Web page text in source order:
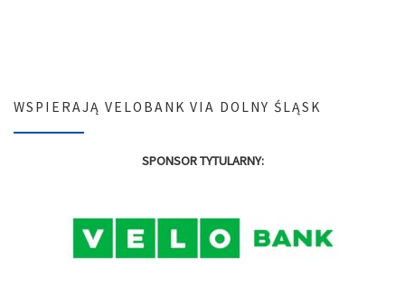
WSPIERAJĄ VELOBANK VIA DOLNY ŚLĄSK
SPONSOR TYTULARNY: